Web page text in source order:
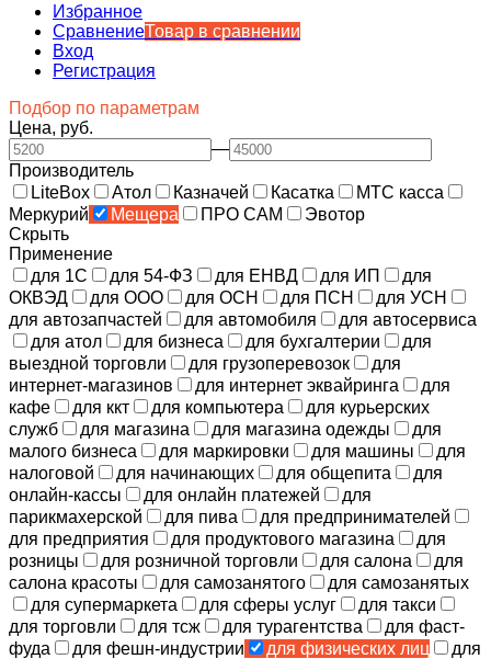
Избранное
СравнениеТовар в сравнении
Вход
Регистрация
Подбор по параметрам
Цена, руб.
—
Производитель
LiteBox
Атол Казначей Касатка
МТС касса
Меркурий
Мещера ПРО САМ
Эвотор
Скрыть
Применение
для 1С
для 54-ФЗ для ЕНВД для ИП
для
ОКВЭД
для ООО для ОСН для ПСН
для УСН
для автозапчастей
для автомобиля
для автосервиса
для атол
для бизнеса для бухгалтерии
для
выездной торговли
для грузоперевозок
для
интернет-магазинов
для интернет эквайринга
для
кафе
для ккт для компьютера
для курьерских
служб
для магазина для магазина одежды
для
малого бизнеса
для маркировки для машины
для
налоговой
для начинающих для общепита
для
онлайн-кассы
для онлайн платежей
для
парикмахерской
для пива
для предпринимателей
для предприятия
для продуктового магазина
для
розницы
для розничной торговли для салона
для
салона красоты
для самозанятого
для самозанятых
для супермаркета
для сферы услуг
для такси
для торговли
для тсж для турагентства
для фаст-
фуда
для фешн-индустрии для физических лиц
для